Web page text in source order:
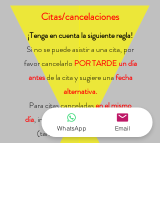
Citas/cancelaciones
¡Tenga en cuenta la siguiente regla!
Si no se puede asistir a una cita, por
favor cancelarlo POR TARDEun día
antesde la cita y sugiere unafecha
alternativa.
Para citas canceladasen el mismo
día, independientemente del motivo,
(también con tratamientos a
WhatsApp Email